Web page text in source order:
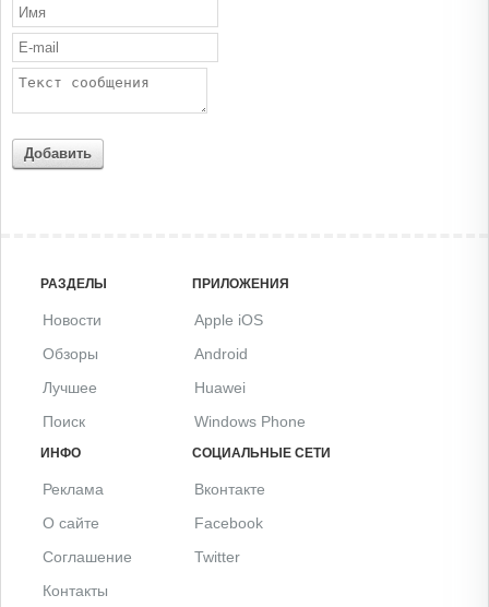
Добавить
РАЗДЕЛЫ
Новости
Обзоры
Лучшее
Поиск
ПРИЛОЖЕНИЯ
Apple iOS
Android
Huawei
Windows Phone
ИНФО
Реклама
О сайте
Соглашение
Контакты
СОЦИАЛЬНЫЕ СЕТИ
Вконтакте
Facebook
Twitter